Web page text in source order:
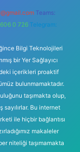
Teams:
0 726 Telegram:
Bilgi Teknolojileri
bir Yer Sağlayıcı
içerikleri proaktif
bulunmamaktadır.
taşımakta olup,
Bu internet
ile hiçbir bağlantısı
makaleler
niteliği taşımamakta